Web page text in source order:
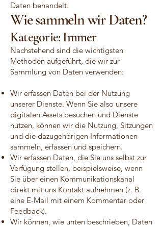
Daten behandelt.
Wie sammeln wir Daten?
Kategorie: Immer
Nachstehend sind die wichtigsten
Methoden aufgeführt, die wir zur
Sammlung von Daten verwenden:
Wir erfassen Daten bei der Nutzung
unserer Dienste. Wenn Sie also unsere
digitalen Assets besuchen und Dienste
nutzen, können wir die Nutzung, Sitzungen
und die dazugehörigen Informationen
sammeln, erfassen und speichern.
Wir erfassen Daten, die Sie uns selbst zur
Verfügung stellen, beispielsweise, wenn
Sie über einen Kommunikationskanal
direkt mit uns Kontakt aufnehmen (z. B.
eine E-Mail mit einem Kommentar oder
Feedback).
Wir können, wie unten beschrieben, Daten